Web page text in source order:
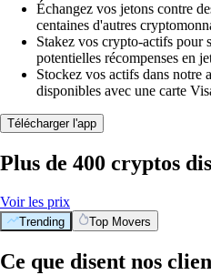
Échangez vos jetons contre
centaines d'autres
Stakez vos crypto-actifs pour
potentielles récompenses en
Stockez vos actifs dans notre
disponibles avec une carte
Télécharger l'app
Plus de 400 cryptos
Voir les prix
Trending Top Movers
Ce que disent nos